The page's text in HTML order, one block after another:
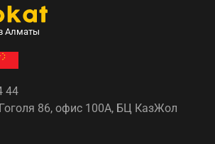
Алматы
44
86, офис 100А, БЦ КазЖол